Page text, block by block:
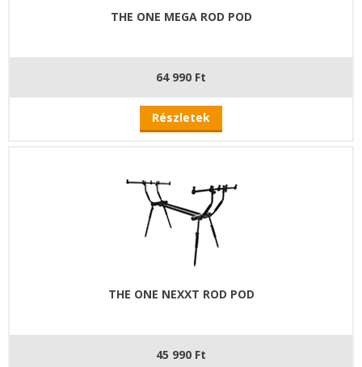
THE ONE MEGA ROD POD
64 990 Ft
Részletek
THE ONE NEXXT ROD POD
45 990 Ft